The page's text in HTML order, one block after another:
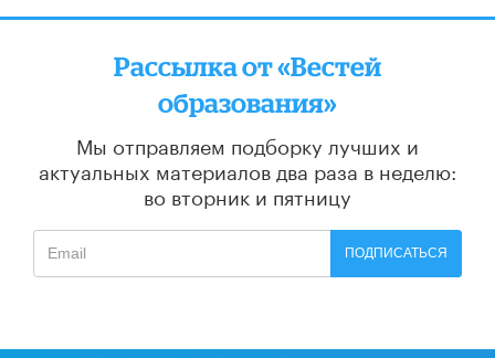
Рассылка от «Вестей
образования»
Мы отправляем подборку лучших и
актуальных материалов два раза в неделю:
во вторник и пятницу
ПОДПИСАТЬСЯ